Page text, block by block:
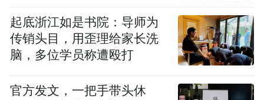
爆红，通过营销事件成功吸引设计领域受众
主动关注传播。如2020年11月13日，“只有河
南·戏剧幻城”微信公众号发布首篇推文，邀
此后，“只有河南”话题在网络上继续升温，
起底浙江如是书院：导师为
传销头目，用歪理给家长洗
脑，多位学员称遭殴打
官方发文，一把手带头休